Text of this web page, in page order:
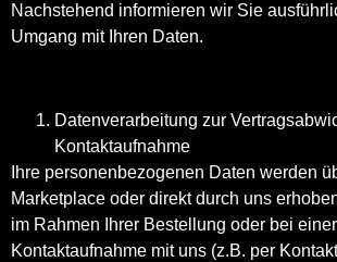
Nachstehend informieren wir Sie
Umgang mit Ihren Daten.
Datenverarbeitung zur
Kontaktaufnahme
Ihre personenbezogenen Daten werden
Marketplace oder direkt durch uns
im Rahmen Ihrer Bestellung oder bei einer
Kontaktaufnahme mit uns (z.B. per